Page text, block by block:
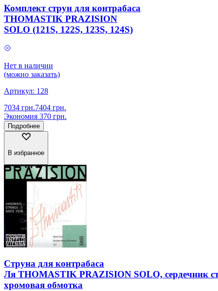
Комплект cтрун для контрабаса
THOMASTIK PRAZISION
SOLO (121S, 122S, 123S, 124S)
Нет в наличии
(можно заказать)
Артикул: 128
7034 грн.7404 грн.
Экономия 370 грн.
Подробнее
В избранное
Струна для контрабаса
Ля THOMASTIK PRAZISION SOLO, сердечник
хромовая обмотка